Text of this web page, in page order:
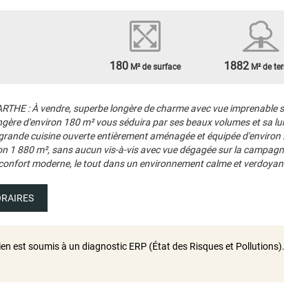
180 M² de surface 1882 M² de
: À vendre, superbe longère de charme avec vue
d'environ 180 m² vous séduira par ses beaux volumes et sa
cuisine ouverte entièrement aménagée et équipée
1 880 m², sans aucun vis-à-vis avec vue dégagée sur la
moderne, le tout dans un environnement calme et
est soumis à un diagnostic ERP (État des Risques et